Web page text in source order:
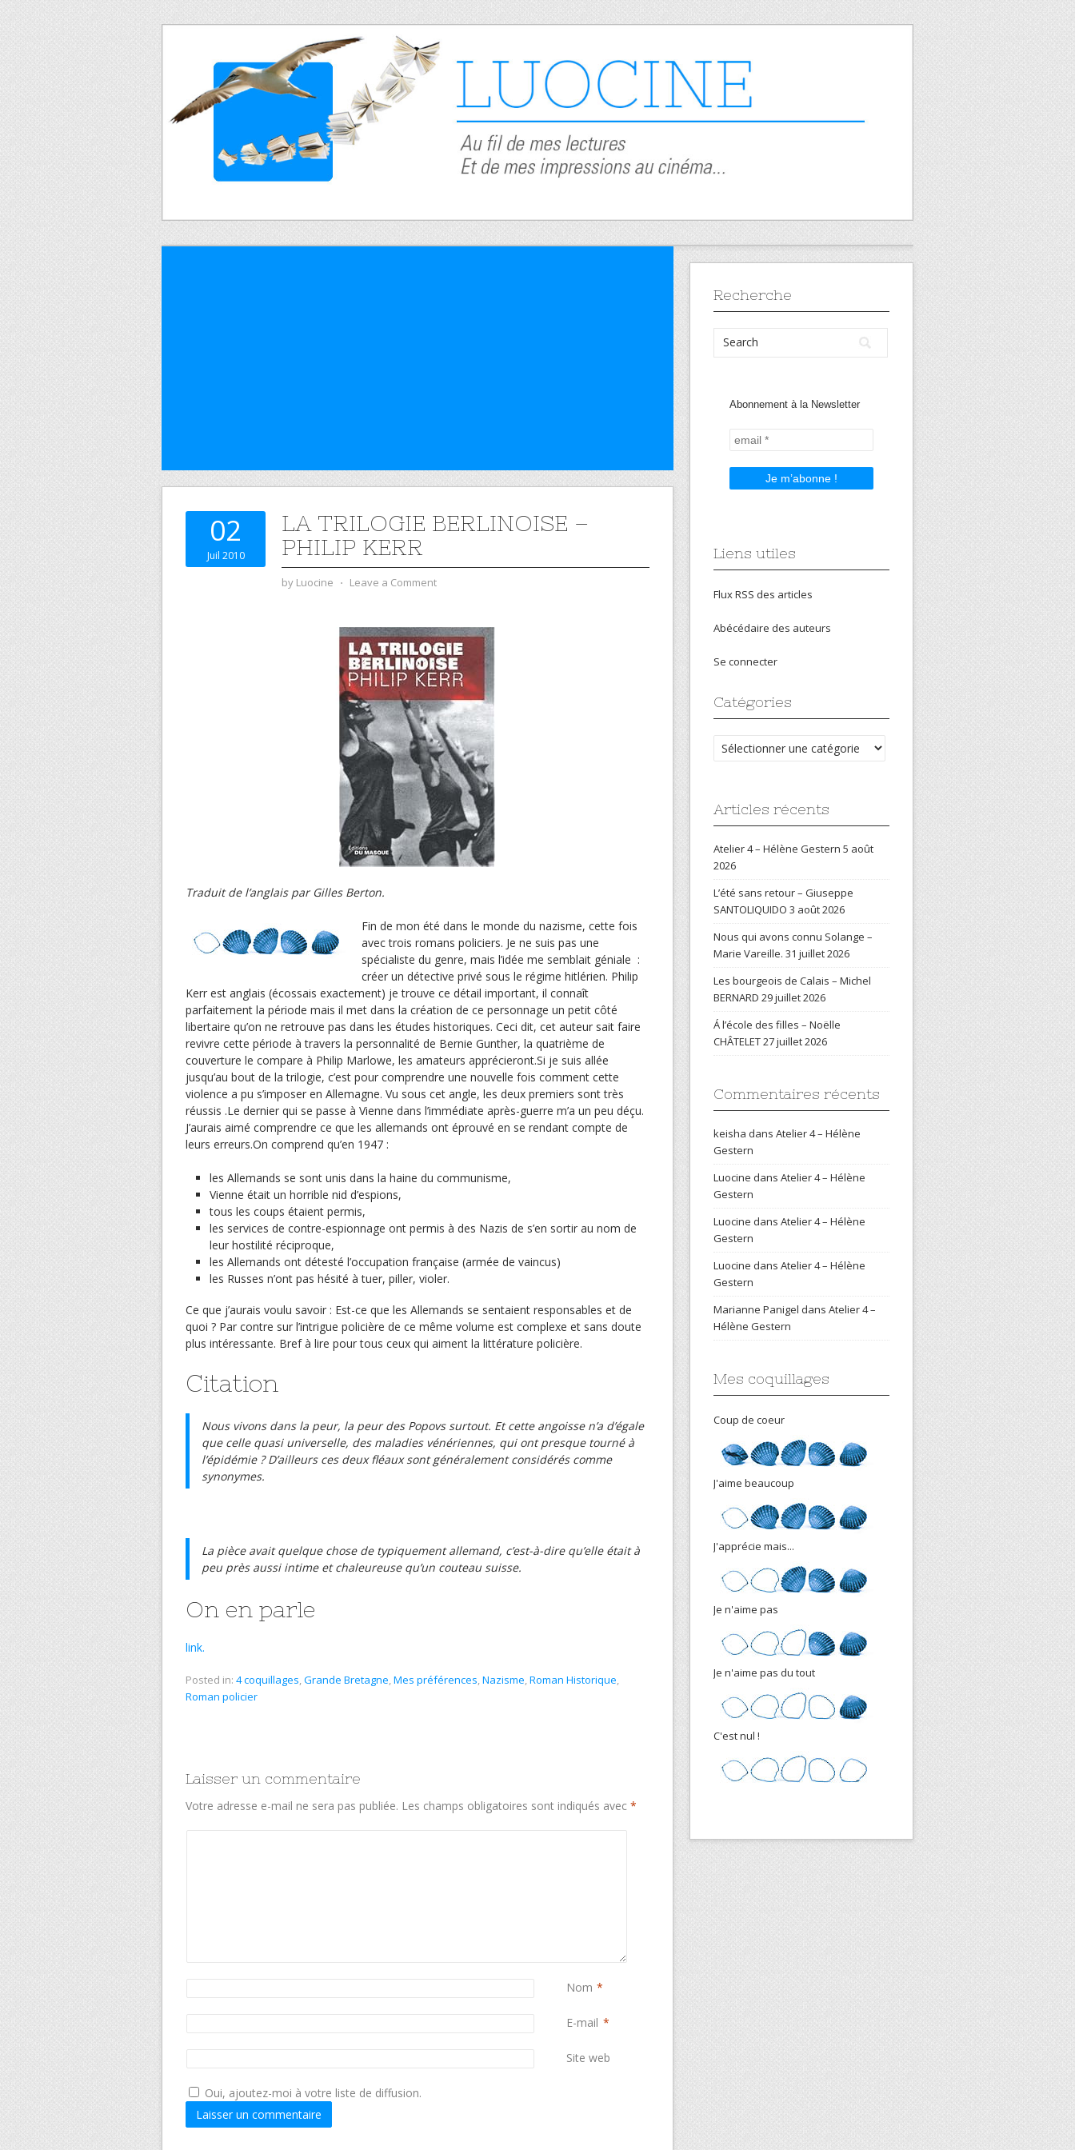
02
Juil 2010
LA TRILOGIE BERLINOISE –
PHILIP KERR
by Luocine ⋅ Leave a Comment
Traduit de l’anglais par Gilles Berton.
Fin de mon été dans le monde du nazisme, cette fois
avec trois romans policiers. Je ne suis pas une
spécialiste du genre, mais l’idée me semblait géniale :
créer un détective privé sous le régime hitlérien. Philip
Kerr est anglais (écossais exactement) je trouve ce détail important, il connaît
parfaitement la période mais il met dans la création de ce personnage un petit côté
libertaire qu’on ne retrouve pas dans les études historiques. Ceci dit, cet auteur sait faire
revivre cette période à travers la personnalité de Bernie Gunther, la quatrième de
couverture le compare à Philip Marlowe, les amateurs apprécieront.Si je suis allée
jusqu’au bout de la trilogie, c’est pour comprendre une nouvelle fois comment cette
violence a pu s’imposer en Allemagne. Vu sous cet angle, les deux premiers sont très
réussis .Le dernier qui se passe à Vienne dans l’immédiate après-guerre m’a un peu déçu.
J’aurais aimé comprendre ce que les allemands ont éprouvé en se rendant compte de
leurs erreurs.On comprend qu’en 1947 :
les Allemands se sont unis dans la haine du communisme,
Vienne était un horrible nid d’espions,
tous les coups étaient permis,
les services de contre-espionnage ont permis à des Nazis de s’en sortir au nom de
leur hostilité réciproque,
les Allemands ont détesté l’occupation française (armée de vaincus)
les Russes n’ont pas hésité à tuer, piller, violer.
Ce que j’aurais voulu savoir : Est-ce que les Allemands se sentaient responsables et de
quoi ? Par contre sur l’intrigue policière de ce même volume est complexe et sans doute
plus intéressante. Bref à lire pour tous ceux qui aiment la littérature policière.
Citation
Nous vivons dans la peur, la peur des Popovs surtout. Et cette angoisse n’a d’égale
que celle quasi universelle, des maladies vénériennes, qui ont presque tourné à
l’épidémie ? D’ailleurs ces deux fléaux sont généralement considérés comme
synonymes.
La pièce avait quelque chose de typiquement allemand, c’est-à-dire qu’elle était à
peu près aussi intime et chaleureuse qu’un couteau suisse.
On en parle
link.
Posted in: 4 coquillages,Grande Bretagne,Mes préférences,Nazisme,Roman Historique,
Roman policier
Laisser un commentaire
Votre adresse e-mail ne sera pas publiée. Les champs obligatoires sont indiqués avec *
Nom *
E-mail *
Site web
Oui, ajoutez-moi à votre liste de diffusion.
Recherche
Abonnement à la Newsletter
Liens utiles
Flux RSS des articles
Abécédaire des auteurs
Se connecter
Catégories
Catégories
Articles récents
Atelier 4 – Hélène Gestern 5 août
2026
L’été sans retour – Giuseppe
SANTOLIQUIDO 3 août 2026
Nous qui avons connu Solange –
Marie Vareille. 31 juillet 2026
Les bourgeois de Calais – Michel
BERNARD 29 juillet 2026
Á l’école des filles – Noëlle
CHÂTELET27 juillet 2026
Commentaires récents
keisha dans Atelier 4 – Hélène
Gestern
Luocine dans Atelier 4 – Hélène
Gestern
Luocine dans Atelier 4 – Hélène
Gestern
Luocine dans Atelier 4 – Hélène
Gestern
Marianne Panigel dans Atelier 4 –
Hélène Gestern
Mes coquillages
Coup de coeur
J'aime beaucoup
J'apprécie mais...
Je n'aime pas
Je n'aime pas du tout
C'est nul !